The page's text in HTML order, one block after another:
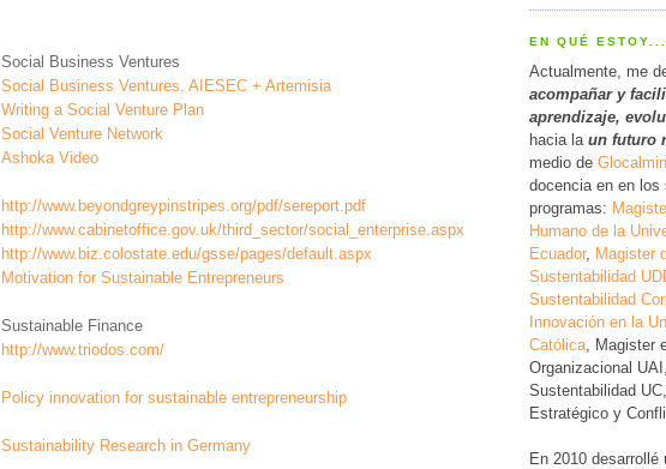
Social Business Ventures
Social Business Ventures. AIESEC + Artemisia
Writing a Social Venture Plan
Social Venture Network
Ashoka Video
http://www.beyondgreypinstripes.org/pdf/sereport.pdf
http://www.cabinetoffice.gov.uk/third_sector/social_enterprise.aspx
http://www.biz.colostate.edu/gsse/pages/default.aspx
Motivation for Sustainable Entrepreneurs
Sustainable Finance
http://www.triodos.com/
Policy innovation for sustainable entrepreneurship
Sustainability Research in Germany
EN QUÉ ESTOY...
Actualmente, me
acompañar y
aprendizaje,
hacia la un futuro
medio de
docencia en en los
programas:
Humano de la
Ecuador, Magister
Sustentabilidad
Sustentabilidad
Innovación en la
Católica , Magister
Organizacional
Sustentabilidad
Estratégico y
En 2010 desarrollé